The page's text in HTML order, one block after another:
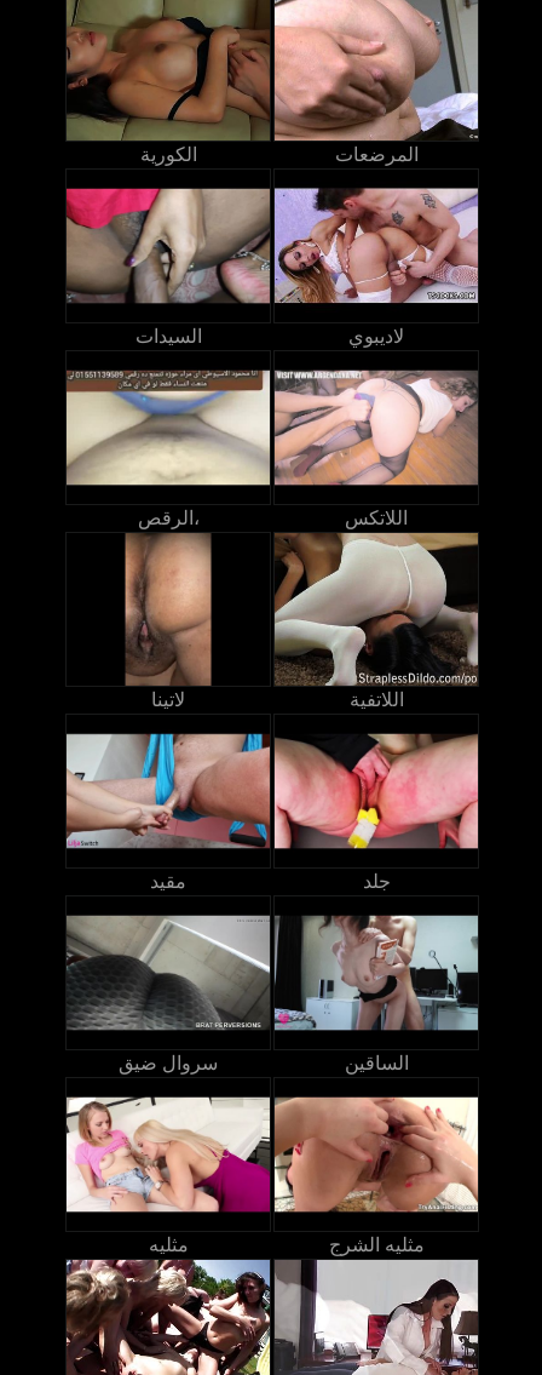
الكورية المرضعات
السيدات لاديبوي
الرقص، اللاتكس
لاتينا اللاتفية
مقيد جلد
سروال ضيق الساقين
مثليه مثليه الشرج